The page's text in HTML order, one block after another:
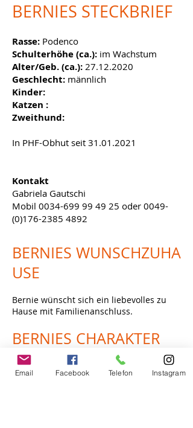
BERNIES STECKBRIEF
Rasse: Podenco
Schulterhöhe (ca.): im Wachstum
Alter/Geb. (ca.): 27.12.2020
Geschlecht: männlich
Kinder:
Katzen :
Zweithund:
In PHF-Obhut seit 31.01.2021
Kontakt
Gabriela Gautschi
Mobil 0034-699 99 49 25 oder 0049-
(0)176-2385 4892
BERNIES WUNSCHZUHA
USE
Bernie wünscht sich ein liebevolles zu
Hause mit Familienanschluss.
BERNIES CHARAKTER
Die Rasselbande befindet sich noch im
Wachstum und dementsprechend noch
Email Facebook Telefon Instagram